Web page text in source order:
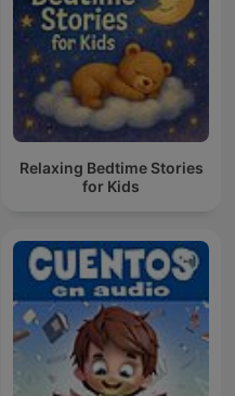
Relaxing Bedtime Stories
for Kids